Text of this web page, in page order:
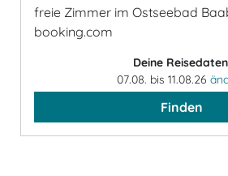
freie Zimmer im Ostseebad
booking.com
Deine
07.08. bis 11.08.26
Finden